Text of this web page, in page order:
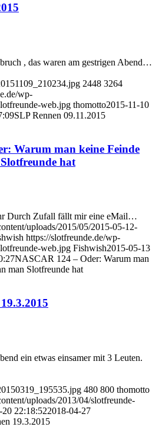
, das waren am gestrigen Abend…
2448 3264
wp-
web.jpg thomotto2015-11-10
SLP Rennen 09.11.2015
Warum man keine Feinde
hat
Durch Zufall fällt mir eine eMail…
uploads/2015/05/2015-05-12-
https://slotfreunde.de/wp-
web.jpg Fishwish2015-05-13
NASCAR 124 – Oder: Warum man
man Slotfreunde hat
ein etwas einsamer mit 3 Leuten.
480 800 thomotto
uploads/2013/04/slotfreunde-
20 22:18:522018-04-27
19.3.2015